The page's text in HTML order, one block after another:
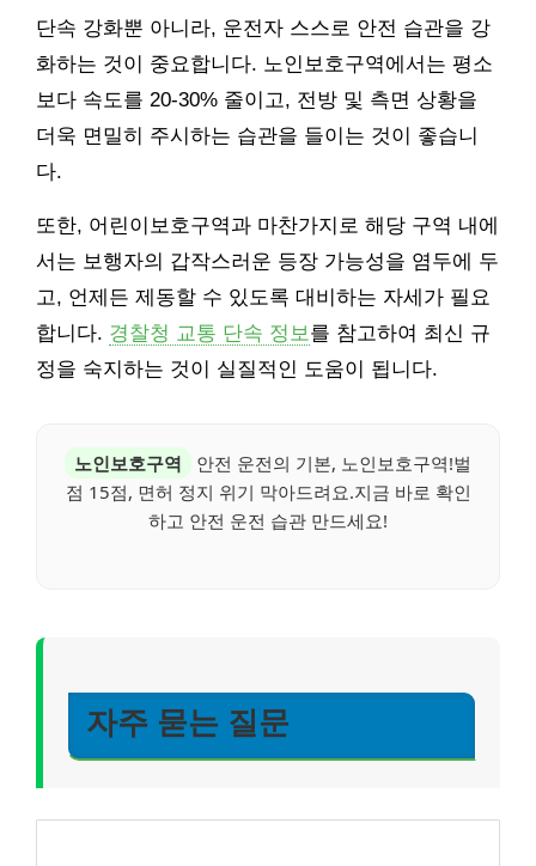
단속 강화뿐 아니라, 운전자 스스로 안전 습관을 강
화하는 것이 중요합니다. 노인보호구역에서는 평소
보다 속도를 20-30% 줄이고, 전방 및 측면 상황을
더욱 면밀히 주시하는 습관을 들이는 것이 좋습니
다.
또한, 어린이보호구역과 마찬가지로 해당 구역 내에
서는 보행자의 갑작스러운 등장 가능성을 염두에 두
고, 언제든 제동할 수 있도록 대비하는 자세가 필요
합니다. 경찰청 교통 단속 정보를 참고하여 최신 규
정을 숙지하는 것이 실질적인 도움이 됩니다.
노인보호구역
안전 운전의 기본, 노인보호구역!벌
점 15점, 면허 정지 위기 막아드려요.지금 바로 확인
하고 안전 운전 습관 만드세요!
자주 묻는 질문